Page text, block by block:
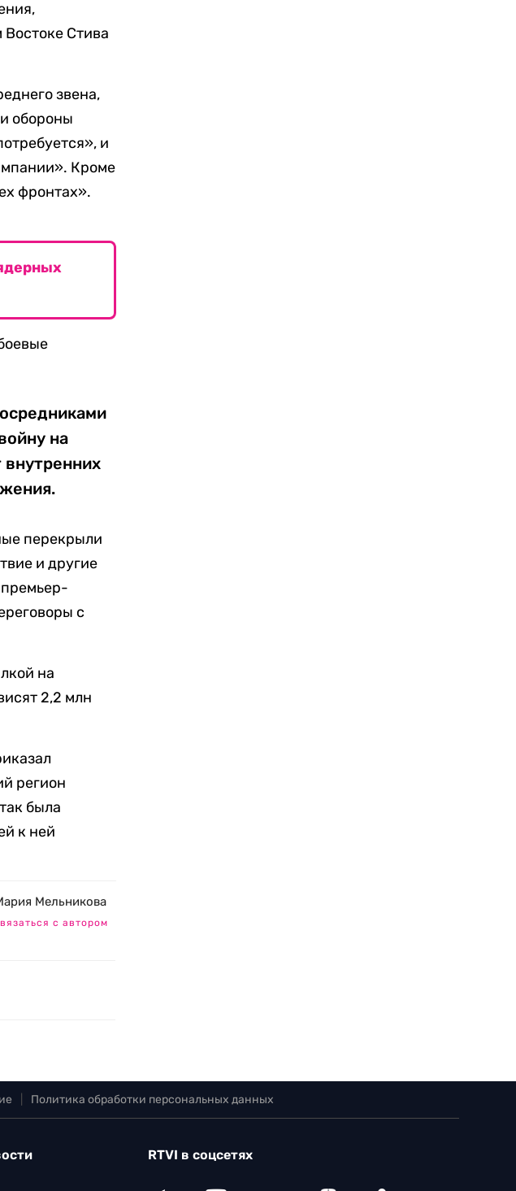
Стива
звена,
обороны
и
Кроме
фронтах».
на
перекрыли
и другие
с
на
2,2 млн
регион
была
к ней
Мельникова
с автором
Политика обработки персональных данных
RTVI в соцсетях